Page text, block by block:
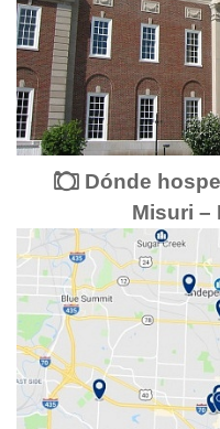
Dónde
Misuri –